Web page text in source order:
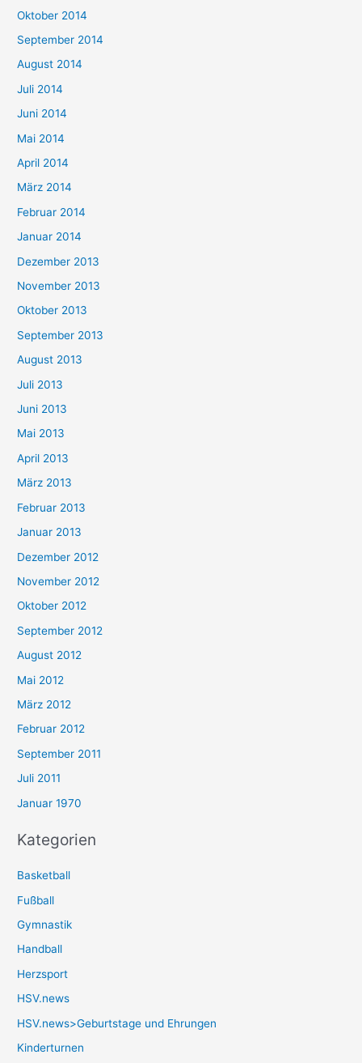
Oktober 2014
September 2014
August 2014
Juli 2014
Juni 2014
Mai 2014
April 2014
März 2014
Februar 2014
Januar 2014
Dezember 2013
November 2013
Oktober 2013
September 2013
August 2013
Juli 2013
Juni 2013
Mai 2013
April 2013
März 2013
Februar 2013
Januar 2013
Dezember 2012
November 2012
Oktober 2012
September 2012
August 2012
Mai 2012
März 2012
Februar 2012
September 2011
Juli 2011
Januar 1970
Kategorien
Basketball
Fußball
Gymnastik
Handball
Herzsport
HSV.news
HSV.news>Geburtstage und Ehrungen
Kinderturnen